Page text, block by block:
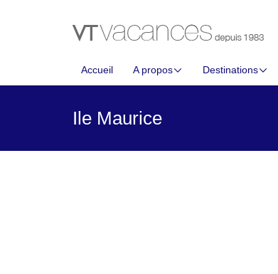
Accueil A propos Destinations
Ile Maurice